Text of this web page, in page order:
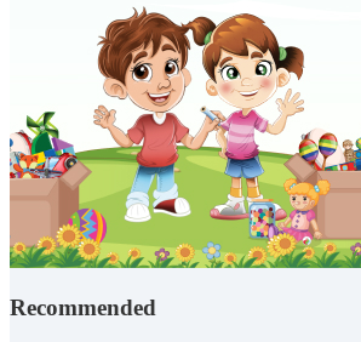
Recommended